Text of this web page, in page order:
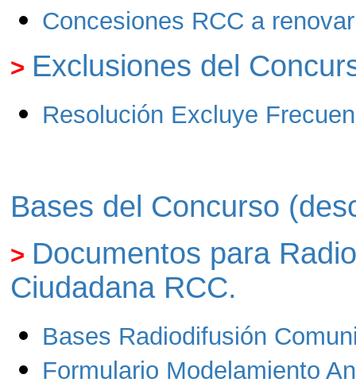
Concesiones RCC a
> Exclusiones del
Resolución Excluye
Bases del Concurso
> Documentos para
Ciudadana RCC.
Bases Radiodifusión
Formulario Modelamiento